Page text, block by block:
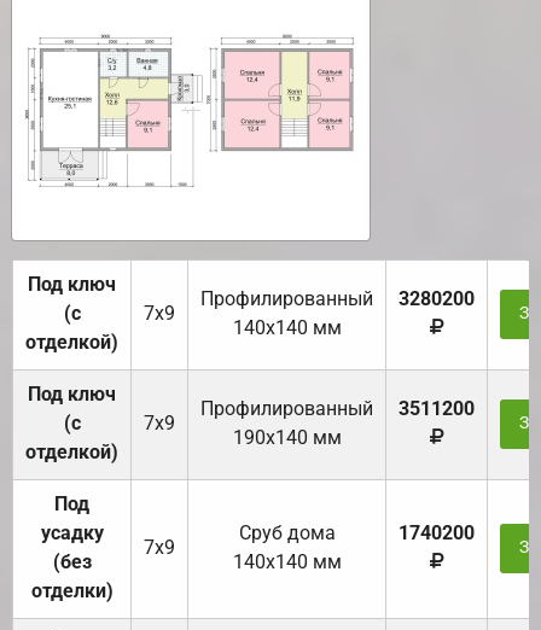
Под ключ
(с
отделкой)
7х9
Профилированный
140х140 мм
3280200
Под ключ
(с
отделкой)
7х9
Профилированный
190х140 мм
3511200
Под
усадку
(без
отделки)
7х9
Cруб дома
140х140 мм
1740200